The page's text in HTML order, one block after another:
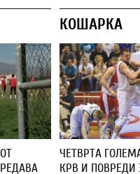
КОШАРКА
ЧЕТВРТА
КРВ И ПОВРЕДИ